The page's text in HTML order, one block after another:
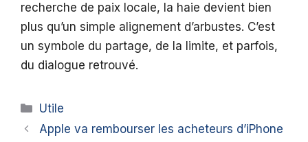
recherche de paix locale, la haie devient bien
plus qu’un simple alignement d’arbustes. C’est
un symbole du partage, de la limite, et parfois,
du dialogue retrouvé.
Catégories
Utile
Apple va rembourser les acheteurs d’iPhone